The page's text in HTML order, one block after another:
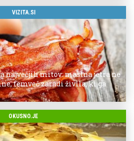
VIZITA.SI
največjih mitov: mastna jetra ne
temveč zaradi živila, ki ga
OKUSNO.JE